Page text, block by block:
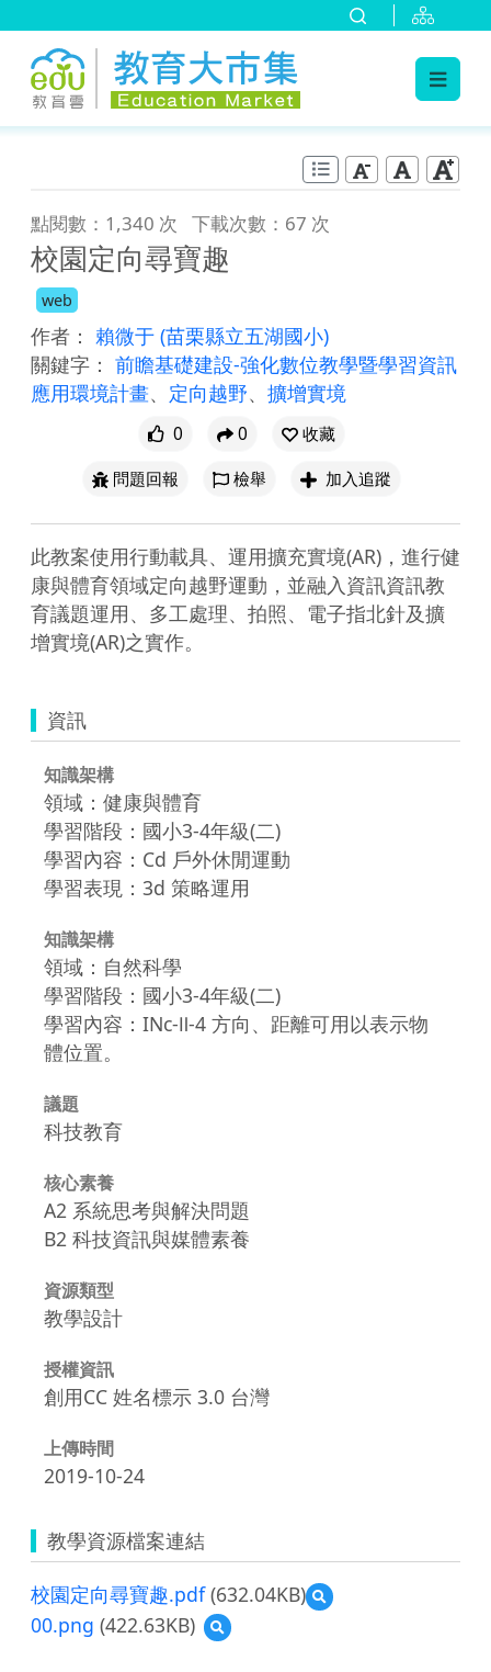
點閱數：1,340 次 下載次數：67 次
校園定向尋寶趣
web
作者： 賴微于 (苗栗縣立五湖國小)
關鍵字： 前瞻基礎建設-強化數位教學暨學習資訊
應用環境計畫、 定向越野、 擴增實境
0 0
收藏
問題回報
檢舉 加入追蹤
此教案使用行動載具、運用擴充實境(AR)，進行健
康與體育領域定向越野運動，並融入資訊資訊教
育議題運用、多工處理、拍照、電子指北針及擴
增實境(AR)之實作。
資訊
知識架構
領域：健康與體育
學習階段：國小3-4年級(二)
學習內容：Cd 戶外休閒運動
學習表現：3d 策略運用
知識架構
領域：自然科學
學習階段：國小3-4年級(二)
學習內容：INc-Ⅱ-4 方向、距離可用以表示物
體位置。
議題
科技教育
核心素養
A2 系統思考與解決問題
B2 科技資訊與媒體素養
資源類型
教學設計
授權資訊
創用CC 姓名標示 3.0 台灣
上傳時間
2019-10-24
教學資源檔案連結
校園定向尋寶趣.pdf(632.04KB)
預
覽
00.png (422.63KB)
預
覽